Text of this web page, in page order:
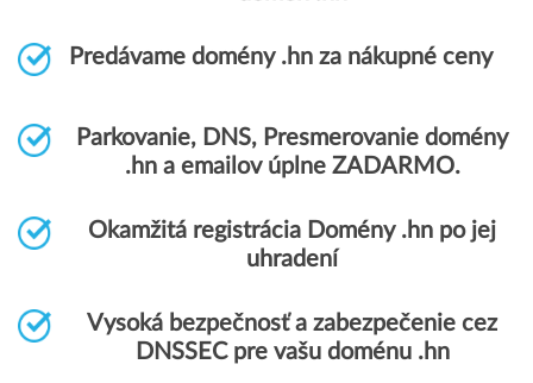
Predávame domény .hn za nákupné ceny
Parkovanie, DNS, Presmerovanie domény
.hn a emailov úplne ZADARMO.
Okamžitá registrácia Domény .hn po jej
uhradení
Vysoká bezpečnosť a zabezpečenie cez
DNSSEC pre vašu doménu .hn